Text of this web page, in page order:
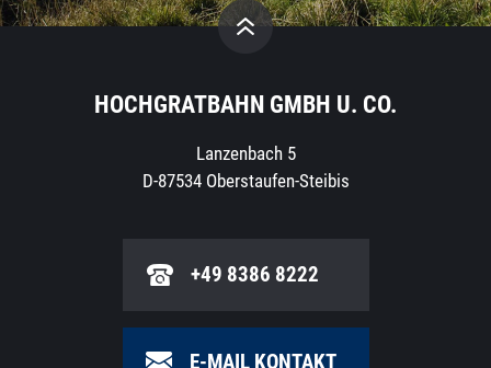
HOCHGRATBAHN GMBH U. CO.
Lanzenbach 5
D-87534 Oberstaufen-Steibis
+49 8386 8222
E-MAIL KONTAKT